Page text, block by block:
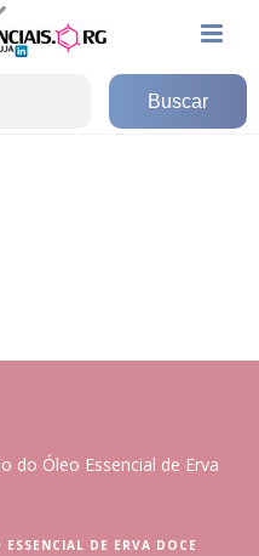
do Óleo Essencial de Erva
DE ERVA DOCE